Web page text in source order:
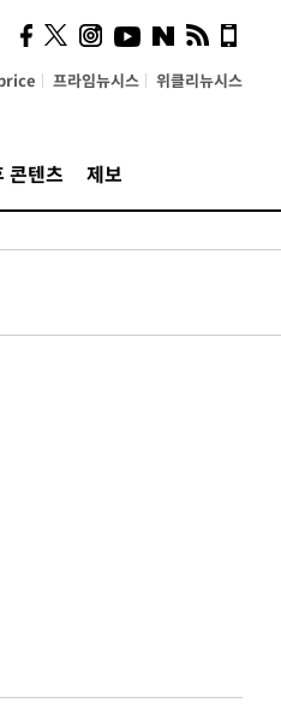
프라임뉴시스 위클리뉴시스
콘텐츠 제보